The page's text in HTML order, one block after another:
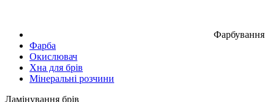
Фарбування
Фарба
Окислювач
Хна для брів
Мінеральні розчини
Ламінування брів